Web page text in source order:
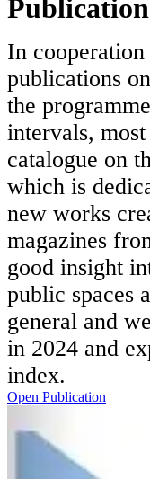
In
publications
the
intervals,
catalogue on
which is
new works
magazines
good insight
public spaces
general and
in 2024 and
index.
Open Publication